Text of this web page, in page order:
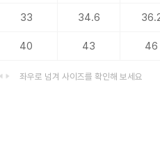
33 34.6
40 43 46
좌우로 넘겨 사이즈를 확인해 보세요